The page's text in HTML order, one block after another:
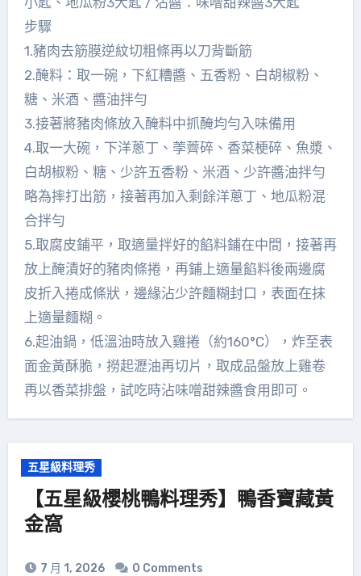
步驟
1.豬肉去筋膜逆紋切粗條再以刀背斷筋
2.醃料：取一碗，下紅糟醬、五香粉、白胡椒粉、
糖、米酒、醬油拌勻
3.接著將豬肉條放入醃料中抓醃均勻入味備用
4.取一大碗，下洋蔥丁、荸薺碎、香菜梗碎、魚漿、
白胡椒粉、糖、少許五香粉、米酒、少許醬油拌勻
略為摔打出筋，接著再加入剩餘洋蔥丁、地瓜粉混
合拌勻
5.取腐皮鋪平，取適量拌好的餡料鋪在中間，接著再
放上醃漬好的豬肉條捲，再鋪上適量餡料後兩邊腐
皮折入捲成條狀，邊緣沾少許麵糊封口，表面在抹
上適量麵糊。
6.起油鍋，低溫油時放入雞捲（約160°C），炸至表
面金黃酥脆，撈起瀝油再切片，取成品盤放上雞卷
再以香菜排盤，試吃時沾味噌甜辣醬食用即可。
五星級料理秀
【五星級櫻桃鴨料理秀】鴨香寶藏黃
金窩
7 月 1, 2026 0 Comments